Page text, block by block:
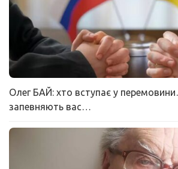
Олег БАЙ: хто вступає у
запевняють вас…